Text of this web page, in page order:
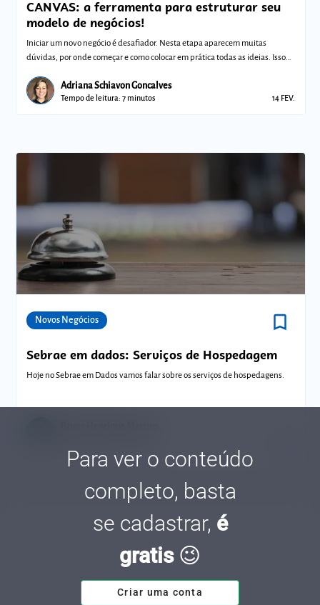
CANVAS: a ferramenta para estruturar seu
modelo de negócios!
Iniciar um novo negócio é desafiador. Nesta etapa aparecem muitas
dúvidas, por onde começar e como colocar em prática todas as ideias. Isso
Adriana Schiavon Goncalves
Tempo de leitura: 7 minutos 14 FEV.
Novos Negócios bookmark_border
Sebrae em dados: Serviços de Hospedagem
Hoje no Sebrae em Dados vamos falar sobre os serviços de hospedagens.
Para ver o conteúdo
completo, basta
se cadastrar, é
gratis😉
Criar uma conta